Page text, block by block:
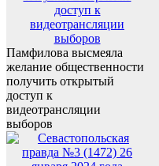
Памфилова высмеяла
желание общественности
получить открытый
доступ к
видеотрансляции
выборов